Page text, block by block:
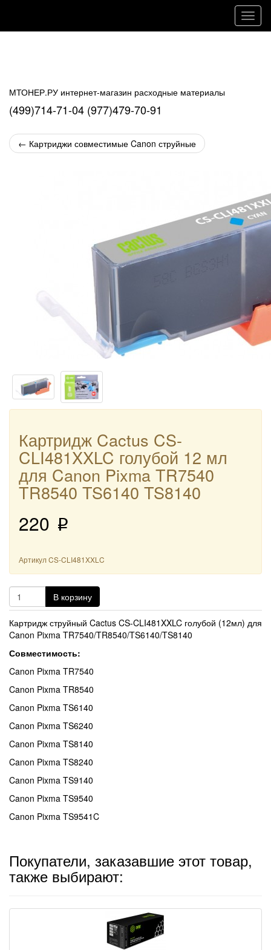
МТОНЕР.РУ интернет-магазин расходные материалы
(499)714-71-04 (977)479-70-91
← Картриджи совместимые Canon струйные
Картридж Cactus CS-
CLI481XXLC голубой 12 мл
для Canon Pixma TR7540
TR8540 TS6140 TS8140
220 p
АртикулCS-CLI481XXLC
В корзину
Картридж струйный Cactus CS-CLI481XXLC голубой (12мл) для
Canon Pixma TR7540/TR8540/TS6140/TS8140
Совместимость:
Canon Pixma TR7540
Canon Pixma TR8540
Canon Pixma TS6140
Canon Pixma TS6240
Canon Pixma TS8140
Canon Pixma TS8240
Canon Pixma TS9140
Canon Pixma TS9540
Canon Pixma TS9541C
Покупатели, заказавшие этот товар,
также выбирают: